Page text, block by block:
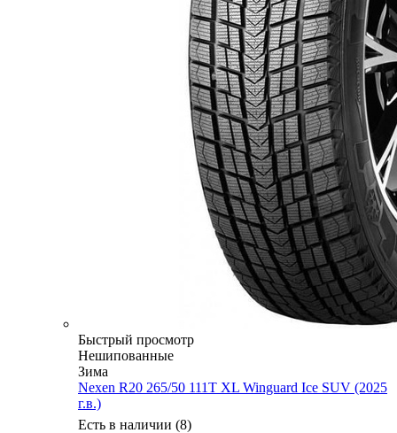
Быстрый просмотр
Нешипованные
Зима
Nexen R20 265/50 111T XL Winguard Ice SUV (2025
г.в.)
Есть в наличии (8)